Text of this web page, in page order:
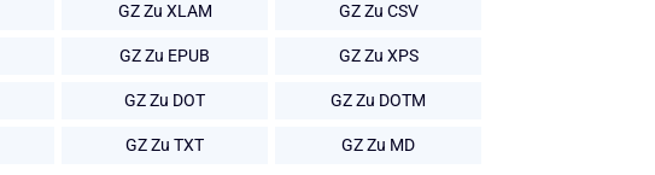
GZ Zu XLAM GZ Zu CSV
GZ Zu EPUB GZ Zu XPS
GZ Zu DOT GZ Zu DOTM
GZ Zu TXT GZ Zu MD